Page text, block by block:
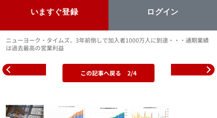
いますぐ登録 ログイン
ニューヨーク・タイムズ、3年前倒しで加入者1000万人に到達・・・通期業績
は過去最高の営業利益
この記事へ戻る 2/4